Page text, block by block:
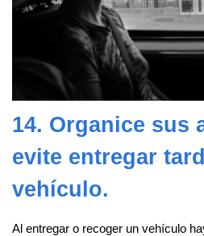
14. Organice sus
evite entregar
vehículo.
Al entregar o recoger un vehículo